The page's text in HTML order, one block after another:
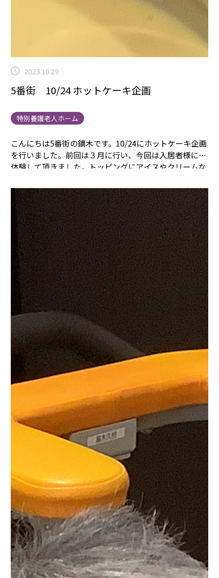
2023.10.29
5番街 10/24 ホットケーキ企画
特別養護老人ホーム
こんにちは5番街の鏑木です。 10/24にホットケーキ企画
を行いました。前回は３月に行い、今回は入居者様にも
体験して頂きました。
トッピングにアイスやクリームな